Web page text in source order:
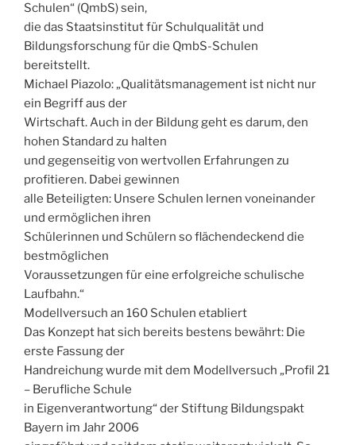
Schulen“ (QmbS) sein,
die das Staatsinstitut für Schulqualität und
Bildungsforschung für die QmbS-Schulen
bereitstellt.
Michael Piazolo: „Qualitätsmanagement ist nicht nur
ein Begriff aus der
Wirtschaft. Auch in der Bildung geht es darum, den
hohen Standard zu halten
und gegenseitig von wertvollen Erfahrungen zu
profitieren. Dabei gewinnen
alle Beteiligten: Unsere Schulen lernen voneinander
und ermöglichen ihren
Schülerinnen und Schülern so flächendeckend die
bestmöglichen
Voraussetzungen für eine erfolgreiche schulische
Laufbahn.“
Modellversuch an 160 Schulen etabliert
Das Konzept hat sich bereits bestens bewährt: Die
erste Fassung der
Handreichung wurde mit dem Modellversuch „Profil 21
– Berufliche Schule
in Eigenverantwortung“ der Stiftung Bildungspakt
Bayern im Jahr 2006